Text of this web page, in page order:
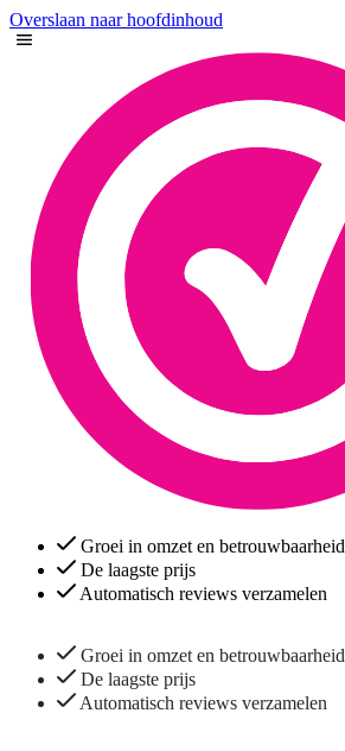
Overslaan naar hoofdinhoud
Groei in omzet en betrouwbaarheid
De laagste prijs
Automatisch reviews verzamelen
Groei in omzet en betrouwbaarheid
De laagste prijs
Automatisch reviews verzamelen